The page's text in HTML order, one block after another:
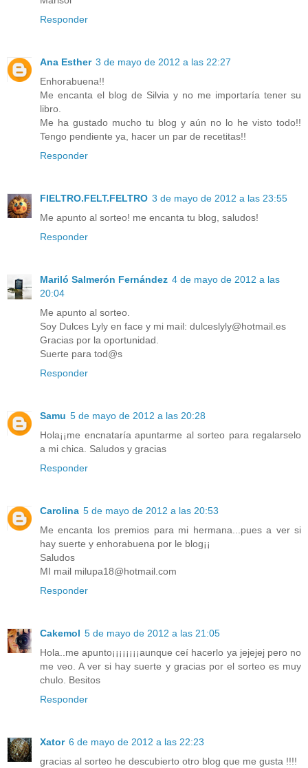
Responder
Ana Esther 3 de mayo de 2012 a las 22:27
Enhorabuena!!
Me encanta el blog de Silvia y no me importaría tener su
libro.
Me ha gustado mucho tu blog y aún no lo he visto todo!!
Tengo pendiente ya, hacer un par de recetitas!!
Responder
FIELTRO.FELT.FELTRO 3 de mayo de 2012 a las 23:55
Me apunto al sorteo! me encanta tu blog, saludos!
Responder
Mariló Salmerón Fernández 4 de mayo de 2012 a las
20:04
Me apunto al sorteo.
Soy Dulces Lyly en face y mi mail: dulceslyly@hotmail.es
Gracias por la oportunidad.
Suerte para tod@s
Responder
Samu 5 de mayo de 2012 a las 20:28
Hola¡¡me encnataría apuntarme al sorteo para regalarselo
a mi chica. Saludos y gracias
Responder
Carolina 5 de mayo de 2012 a las 20:53
Me encanta los premios para mi hermana...pues a ver si
hay suerte y enhorabuena por le blog¡¡
Saludos
MI mail milupa18@hotmail.com
Responder
Cakemol 5 de mayo de 2012 a las 21:05
Hola..me apunto¡¡¡¡¡¡¡¡aunque ceí hacerlo ya jejejej pero no
me veo. A ver si hay suerte y gracias por el sorteo es muy
chulo. Besitos
Responder
Xator 6 de mayo de 2012 a las 22:23
gracias al sorteo he descubierto otro blog que me gusta !!!!